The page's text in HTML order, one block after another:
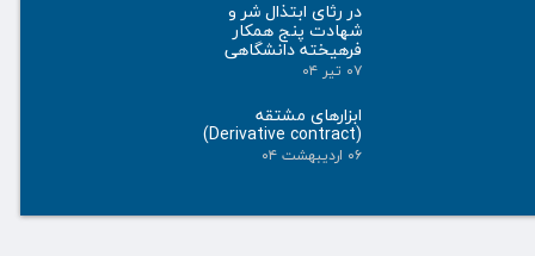
در رثای ابتذال شر و
شهادت پنج همکار
فرهیخته دانشگاهی
۰۷ تیر ۰۴
ابزارهای مشتقه
(Derivative contract)
۰۶ اردیبهشت ۰۴